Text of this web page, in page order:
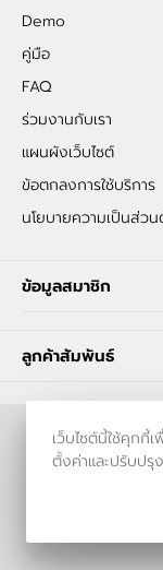
Demo
คู่มือ
FAQ
ร่วมงานกับเรา
แผนผังเว็บไซต์
ข้อตกลงการใช้บริการ
นโยบายความเป็นส่ว
ข้อมูลสมาชิก
ลูกค้าสัมพันธ์
เว็บไซต์นี้ใช้คุกกี้เ
ตั้งค่าและปรับป